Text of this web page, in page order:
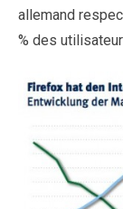
allemand
% des